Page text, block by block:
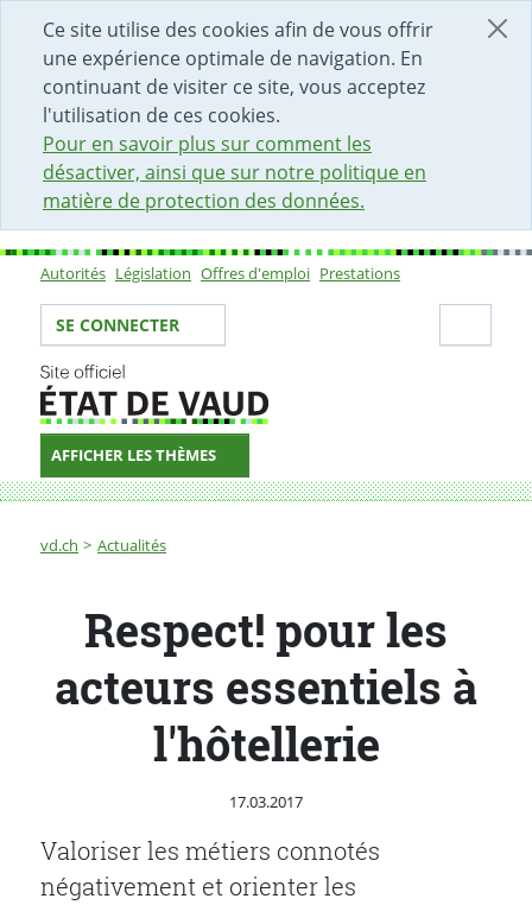
Ce site utilise des cookies afin de vous offrir
une expérience optimale de navigation. En
continuant de visiter ce site, vous acceptez
l'utilisation de ces cookies.
Pour en savoir plus sur comment les
désactiver, ainsi que sur notre politique en
matière de protection des données.
DÉBUT DU CONTENU DE LA PAGE
ACCÈS AU CHAMP DE RECHERCHE
PAGE D'ACCUEIL
FORMULAIRE DE CONTACT
Sous-navigation
Autorités Législation Offres d'emploi Prestations
Votre identité
SE CONNECTER
AFFICHER LES THÈMES
Fil d'Ariane
vd.ch Actualités
Respect! pour les acteurs essentiels à l'hôtellerie
Respect! pour les
acteurs essentiels à
l'hôtellerie
Publié le
17.03.2017
Valoriser les métiers connotés
négativement et orienter les